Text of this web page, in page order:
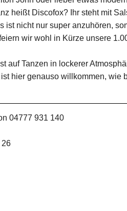
heißt Discofox? Ihr steht mit
nicht nur super anzuhören,
wir wohl in Kürze unsere
auf Tanzen in lockerer
hier genauso willkommen, wie
04777 931 140
26